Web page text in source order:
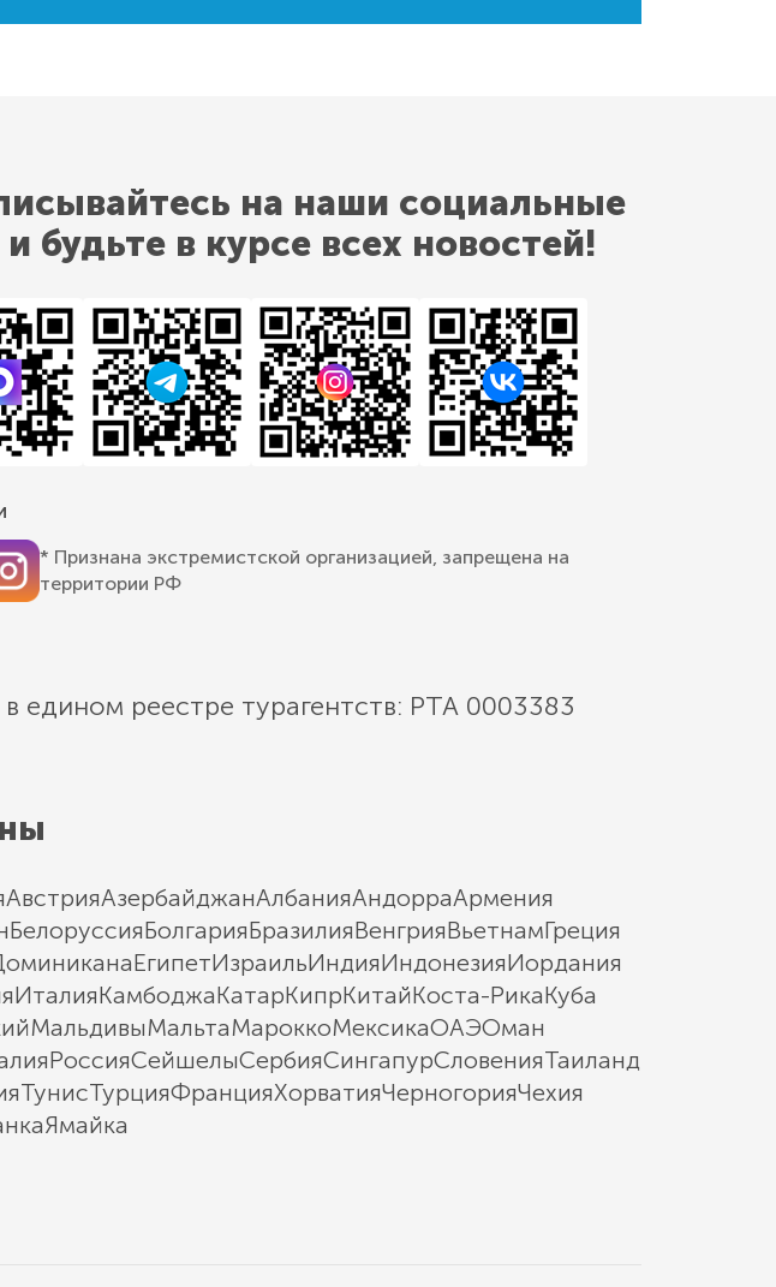
на наши социальные
и будьте в курсе всех новостей!
* Признана экстремистской организацией, запрещена на
территории РФ
едином реестре турагентств: РТА 0003383
АвстрияАзербайджанАлбанияАндорраАрмения
БелоруссияБолгарияБразилияВенгрияВьетнамГреция
ЕгипетИзраильИндияИндонезияИордания
ИталияКамбоджаКатарКипрКитайКоста-РикаКуба
МальдивыМальтаМароккоМексикаОАЭОман
РоссияСейшелыСербияСингапурСловенияТаиланд
ТунисТурцияФранцияХорватияЧерногорияЧехия
Ямайка